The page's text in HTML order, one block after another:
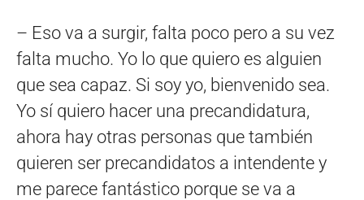
– Eso va a surgir, falta poco pero a su vez
falta mucho. Yo lo que quiero es alguien
que sea capaz. Si soy yo, bienvenido sea.
Yo sí quiero hacer una precandidatura,
ahora hay otras personas que también
quieren ser precandidatos a intendente y
me parece fantástico porque se va a